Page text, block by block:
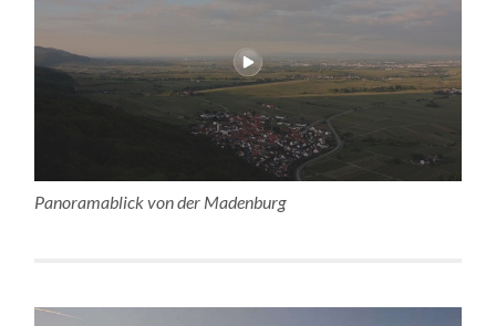
Panoramablick von der Madenburg